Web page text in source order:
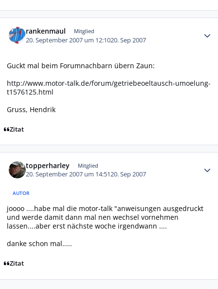
rankenmaul Mitglied
20. September 2007 um 12:1020. Sep 2007
Guckt mal beim Forumnachbarn übern Zaun:
http://www.motor-talk.de/forum/getriebeoeltausch-umoelung-
t1576125.html
Gruss, Hendrik
Zitat
topperharley Mitglied
20. September 2007 um 14:5120. Sep 2007
AUTOR
joooo ....habe mal die motor-talk "anweisungen ausgedruckt
und werde damit dann mal nen wechsel vornehmen
lassen....aber erst nächste woche irgendwann ....
danke schon mal.....
Zitat